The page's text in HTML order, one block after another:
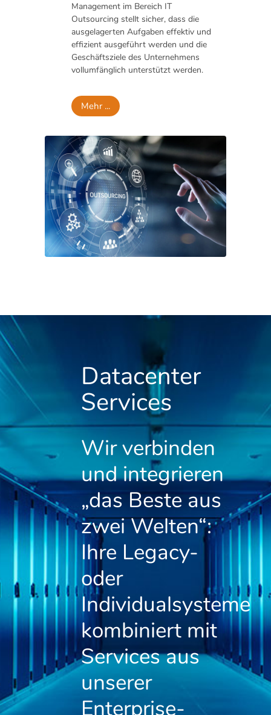
Management im Bereich IT
Outsourcing stellt sicher, dass die
ausgelagerten Aufgaben effektiv und
effizient ausgeführt werden und die
Geschäftsziele des Unternehmens
vollumfänglich unterstützt werden.
Mehr ...
Datacenter
Services
Wir verbinden
und integrieren
„das Beste aus
zwei Welten“:
Ihre Legacy-
oder
Individualsysteme
kombiniert mit
Services aus
unserer
Enterprise-